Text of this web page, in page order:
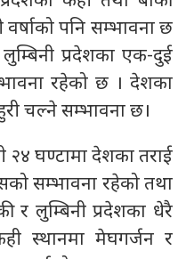
पनि सम्भावना छ
प्रदेशका एक-दुई
रहेको छ । देशका
चल्ने सम्भावना छ।
घण्टामा देशका तराई
सम्भावना रहेको तथा
र लुम्बिनी प्रदेशका धेरै
स्थानमा मेघगर्जन र